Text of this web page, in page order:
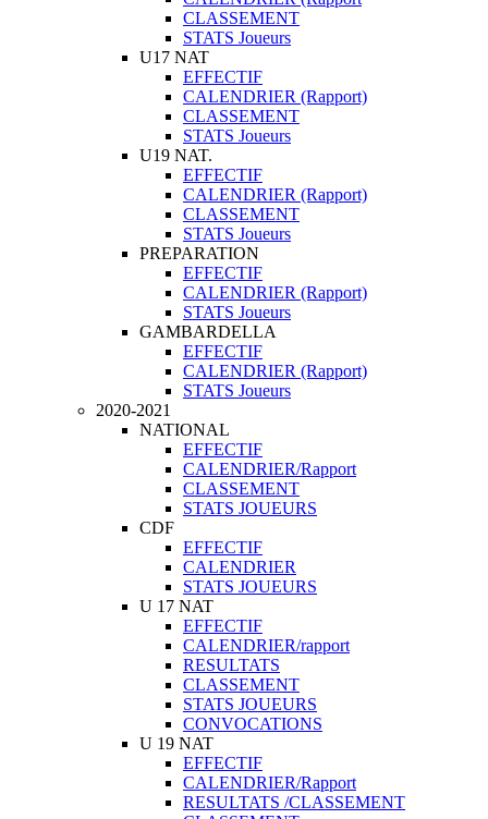
CLASSEMENT
STATS Joueurs
U17 NAT
EFFECTIF
CALENDRIER (Rapport)
CLASSEMENT
STATS Joueurs
U19 NAT.
EFFECTIF
CALENDRIER (Rapport)
CLASSEMENT
STATS Joueurs
PREPARATION
EFFECTIF
CALENDRIER (Rapport)
STATS Joueurs
GAMBARDELLA
EFFECTIF
CALENDRIER (Rapport)
STATS Joueurs
2020-2021
NATIONAL
EFFECTIF
CALENDRIER/Rapport
CLASSEMENT
STATS JOUEURS
CDF
EFFECTIF
CALENDRIER
STATS JOUEURS
U 17 NAT
EFFECTIF
CALENDRIER/rapport
RESULTATS
CLASSEMENT
STATS JOUEURS
CONVOCATIONS
U 19 NAT
EFFECTIF
CALENDRIER/Rapport
RESULTATS /CLASSEMENT